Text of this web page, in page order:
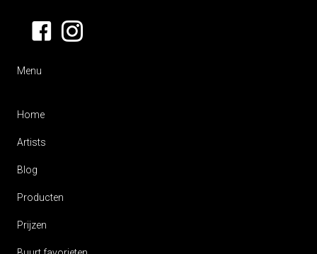
Menu
Home
Artists
Blog
Producten
Prijzen